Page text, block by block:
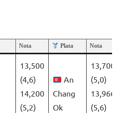
Nota Plata Nota
13,500
(4,6)
14,200
(5,2)
An
Chang
Ok
13,700
(5,0)
13,966
(5,6)